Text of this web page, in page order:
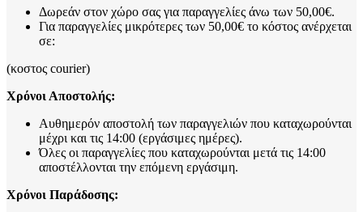
Δωρεάν στον χώρο σας για παραγγελίες άνω των 50,00€.
Για παραγγελίες μικρότερες των 50,00€ το κόστος ανέρχεται
σε:
(κοστος courier)
Χρόνοι Αποστολής:
Αυθημερόν αποστολή των παραγγελιών που καταχωρούνται
μέχρι και τις 14:00 (εργάσιμες ημέρες).
Όλες οι παραγγελίες που καταχωρούνται μετά τις 14:00
αποστέλλονται την επόμενη εργάσιμη.
Χρόνοι Παράδοσης: